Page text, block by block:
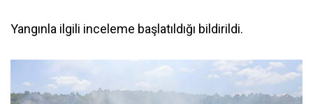
Yangınla ilgili inceleme başlatıldığı bildirildi.